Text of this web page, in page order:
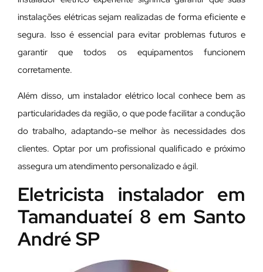
instalações elétricas sejam realizadas de forma eficiente e
segura. Isso é essencial para evitar problemas futuros e
garantir que todos os equipamentos funcionem
corretamente.
Além disso, um instalador elétrico local conhece bem as
particularidades da região, o que pode facilitar a condução
do trabalho, adaptando-se melhor às necessidades dos
clientes. Optar por um profissional qualificado e próximo
assegura um atendimento personalizado e ágil.
Eletricista instalador em
Tamanduateí 8 em Santo
André SP